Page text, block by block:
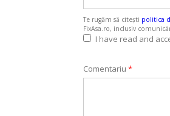
Te rugăm să citești politica
FixAsa.ro, inclusiv
I have read and
Comentariu *